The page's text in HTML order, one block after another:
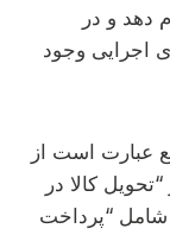
دهد و در
اجرایی وجود
عبارت است از
کالا در
شامل “پرداخت